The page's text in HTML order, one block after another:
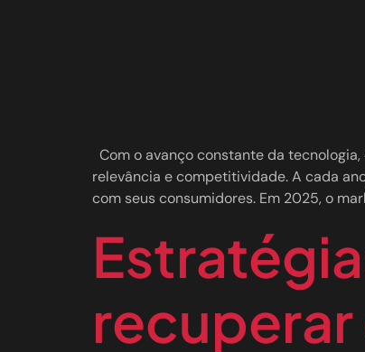
Com o avanço constante da
relevância e competitividade. A cada
com seus consumidores. Em 2025, o